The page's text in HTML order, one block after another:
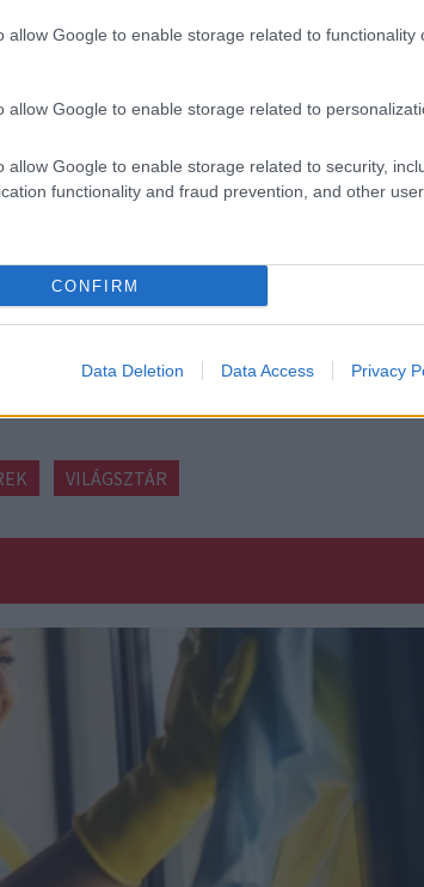
allow Google to enable storage related to functionality
allow Google to enable storage related to
allow Google to enable storage related to security,
functionality and fraud prevention, and other user
CONFIRM
Data Deletion Data Access Privacy
VILÁGSZTÁR